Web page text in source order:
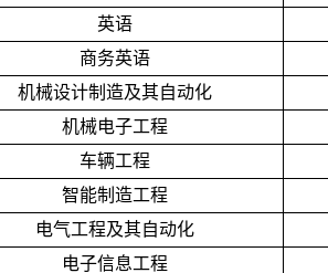
英语
商务英语
机械设计制造及其自动化
机械电子工程
车辆工程
智能制造工程
电气工程及其自动化
电子信息工程